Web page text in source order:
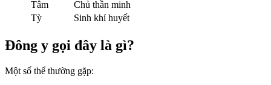
Tâm
Chủ thần minh
Tỳ
Sinh khí huyết
Đông y gọi đây là gì?
Một số thể thường gặp: